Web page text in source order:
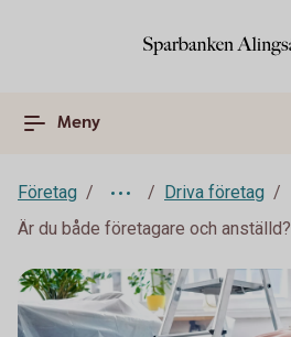
Meny
Företag
Driva företag
Är du både företagare och anställd?